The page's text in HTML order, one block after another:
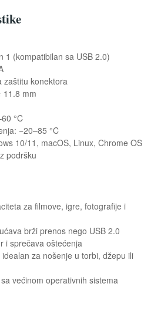
1 (kompatibilan sa USB 2.0)
zaštitu konektora
11.8 mm
°C
−20–85 °C
10/11, macOS, Linux, Chrome OS
podršku
za filmove, igre, fotografije i
brži prenos nego USB 2.0
i sprečava oštećenja
za nošenje u torbi, džepu ili
većinom operativnih sistema